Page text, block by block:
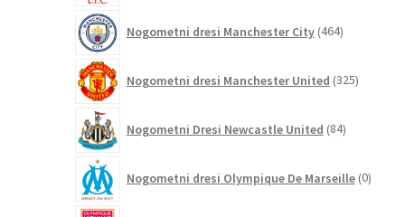
Nogometni dresi Manchester City 464izdelkov
Nogometni dresi Manchester United 325izdelkov
Nogometni Dresi Newcastle United 84izdelkov
Nogometni dresi Olympique De Marseille 0